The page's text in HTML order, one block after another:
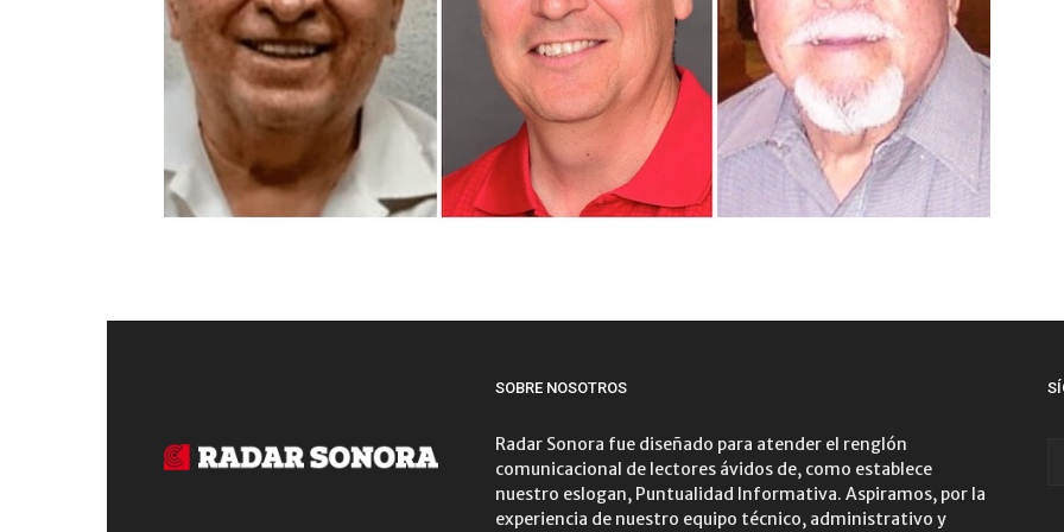
SOBRE NOSOTROS
Radar Sonora fue diseñado para atender el renglón
comunicacional de lectores ávidos de, como establece
nuestro eslogan, Puntualidad Informativa. Aspiramos, por la
experiencia de nuestro equipo técnico, administrativo y